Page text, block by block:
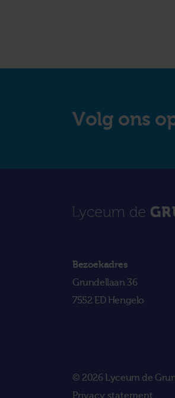
Volg ons
Bezoekadres
Grundellaan 36
7552 ED Hengelo
© 2026 Lyceum de
Privacy statement